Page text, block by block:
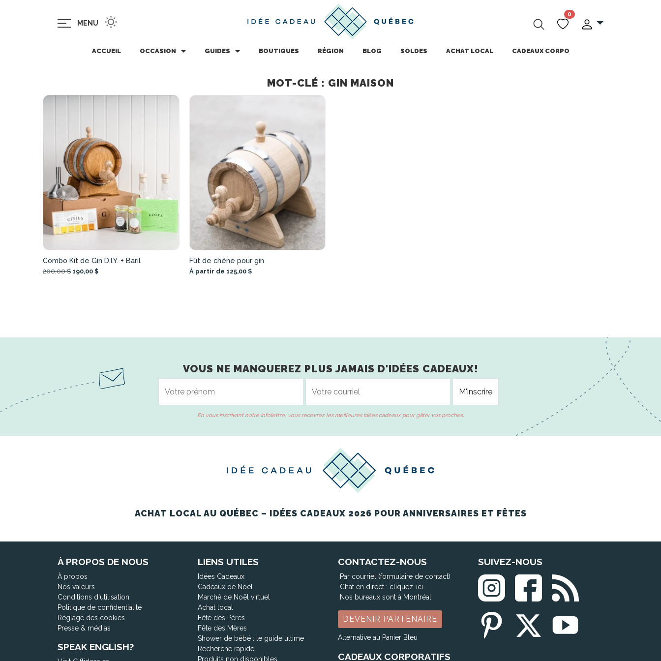
MENU
0
ACCUEIL OCCASION GUIDES BOUTIQUES RÉGION BLOG SOLDES ACHAT LOCAL CADEAUX CORPO
MOT-CLÉ : GIN MAISON
Combo Kit de Gin D.I.Y. + Baril
200,00 $ 190,00 $
Fût de chêne pour gin
À partir de 125,00 $
VOUS NE MANQUEREZ PLUS JAMAIS D'IDÉES CADEAUX!
En vous inscrivant notre infolettre, vous recevrez les meilleures idées cadeaux pour gâter vos proches.
ACHAT LOCAL AU QUÉBEC – IDÉES CADEAUX 2026 POUR ANNIVERSAIRES ET FÊTES
À PROPOS DE NOUS
À propos
Nos valeurs
Conditions d'utilisation
Politique de confidentialité
Réglage des cookies
Presse & médias
SPEAK ENGLISH?
LIENS UTILES
Idées Cadeaux
Cadeaux de Noël
Marché de Noël virtuel
Achat local
Fête des Pères
Fête des Mères
Shower de bébé : le guide ultime
Recherche rapide
Produits non disponibles
CONTACTEZ-NOUS
Par courriel (formulaire de contact)
Chat en direct : cliquez-ici
Nos bureaux sont à Montréal
DEVENIR PARTENAIRE
Alternative au Panier Bleu
CADEAUX CORPORATIFS
SUIVEZ-NOUS